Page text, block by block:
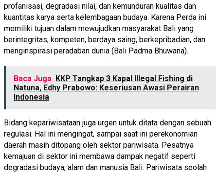
profanisasi, degradasi nilai, dan kemunduran kualitas dan
kuantitas karya serta kelembagaan budaya. Karena Perda ini
memiliki tujuan dalam mewujudkan masyarakat Bali yang
berintegritas, kompeten, berdaya saing, berkepribadian, dan
menginspirasi peradaban dunia (Bali Padma Bhuwana).
Baca Juga KKP Tangkap 3 Kapal Illegal Fishing di
Natuna, Edhy Prabowo: Keseriusan Awasi Perairan
Indonesia
Bidang kepariwisataan juga urgen untuk ditata dengan sebuah
regulasi. Hal ini mengingat, sampai saat ini perekonomian
daerah masih ditopang oleh sektor pariwisata. Pesatnya
kemajuan di sektor ini membawa dampak negatif seperti
degradasi budaya, alam dan manusia Bali. Pariwisata seolah